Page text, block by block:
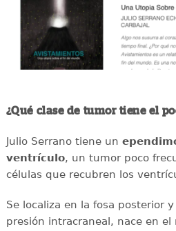
¿Qué clase de tumor tiene el
Julio Serrano tiene un
ventrículo, un tumor poco
células que recubren los
Se localiza en la fosa posterior
presión intracraneal, nace en